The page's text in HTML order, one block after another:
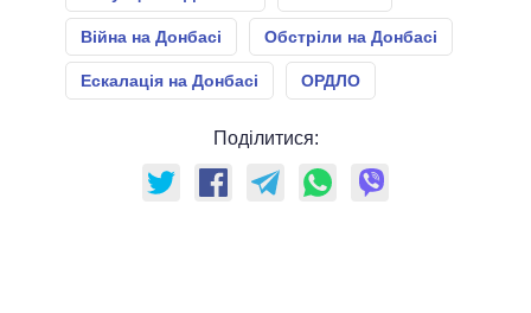
Війна на Донбасі Обстріли на Донбасі
Ескалація на Донбасі ОРДЛО
Поділитися: